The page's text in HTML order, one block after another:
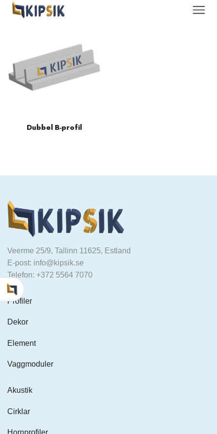
Dubbel B-profil
Veerme 25/9, Tallinn 11625, Estland
E-post: info@kipsik.se
Telefon: +372 5564 7070
Profiler
Dekor
Element
Vaggmoduler
Akustik
Cirklar
Hornprofiler